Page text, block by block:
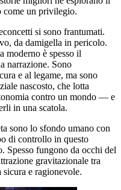
come un privilegio.
si sono frantumati.
da damigella in pericolo.
moderno è spesso il
narrazione. Sono
e al legame, ma sono
nascosto, che lotta
contro un mondo — e
in una scatola.
sono lo sfondo umano con
di controllo in questo
Spesso fungono da occhi del
gravitazionale tra
sicura e ragionevole.